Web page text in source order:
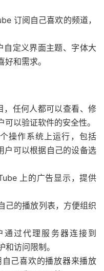
订阅自己喜欢的频道，
自定义界面主题、字体大
和需求。
，任何人都可以查看、修
以验证软件的安全性。
操作系统上运行，包括
可以根据自己的设备选
上的广告显示，提供
己的播放列表，方便组织
通过代理服务器连接到
访问限制。
己喜欢的播放器来播放